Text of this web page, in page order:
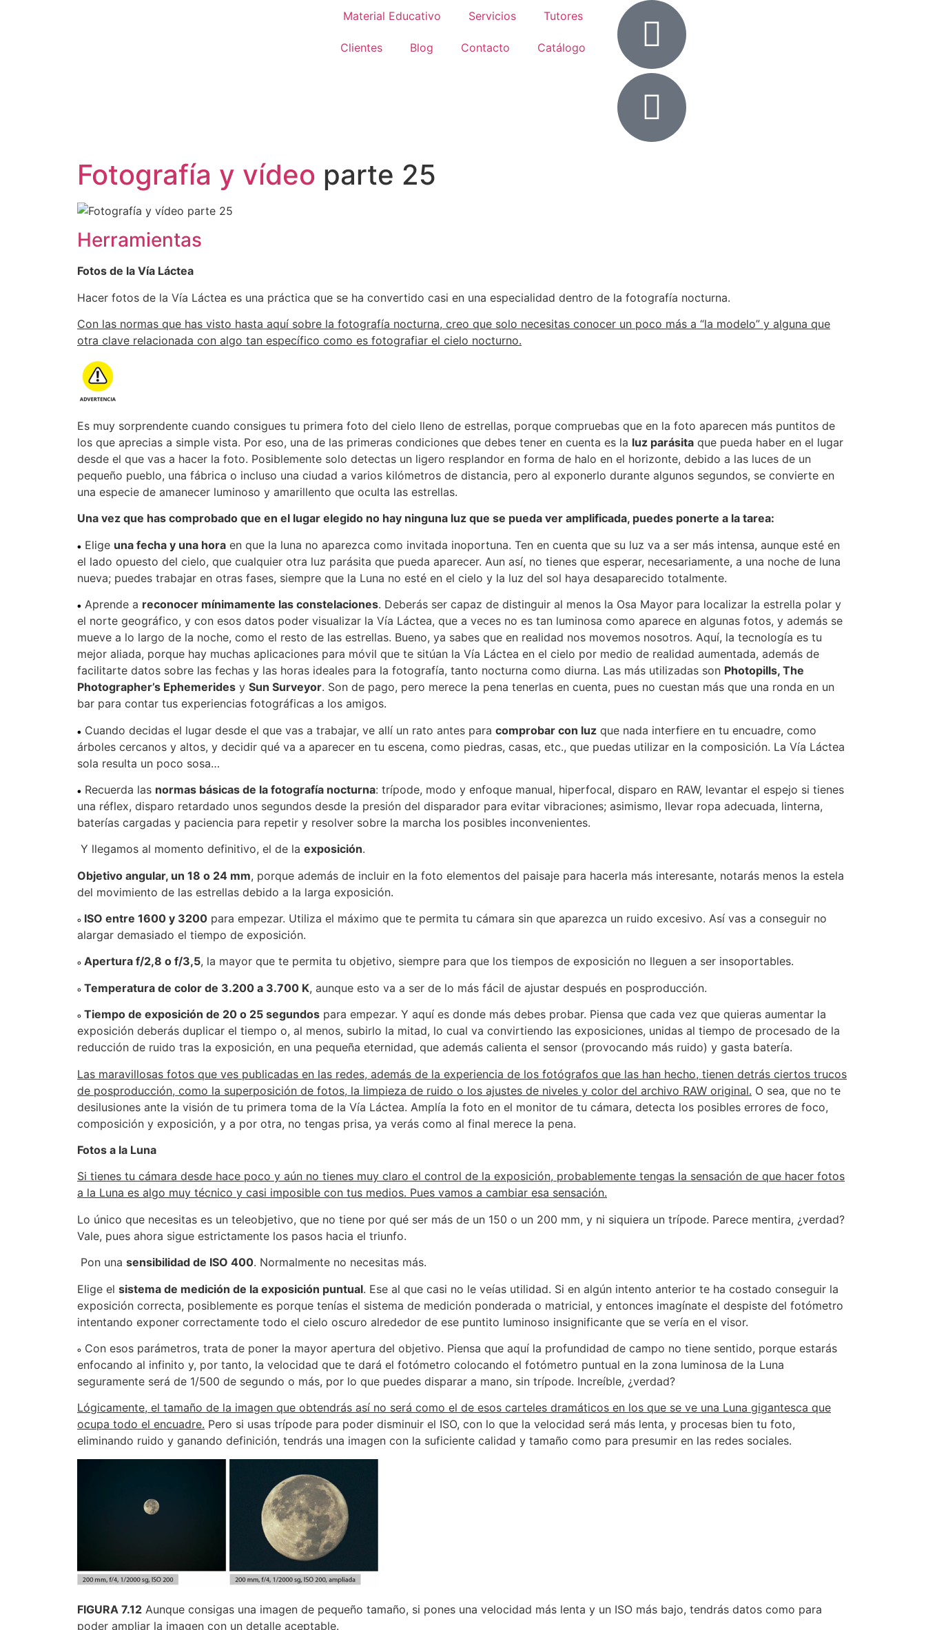
Material Educativo Servicios Tutores
Clientes Blog Contacto Catálogo
Fotografía y vídeo parte 25
Herramientas
Fotos de la Vía Láctea
Hacer fotos de la Vía Láctea es una práctica que se ha convertido casi en una especialidad dentro de la fotografía nocturna.
Con las normas que has visto hasta aquí sobre la fotografía nocturna, creo que solo necesitas conocer un poco más a “la modelo” y alguna que
otra clave relacionada con algo tan específico como es fotografiar el cielo nocturno.
Es muy sorprendente cuando consigues tu primera foto del cielo lleno de estrellas, porque compruebas que en la foto aparecen más puntitos de
los que aprecias a simple vista. Por eso, una de las primeras condiciones que debes tener en cuenta es la luz parásita que pueda haber en el lugar
desde el que vas a hacer la foto. Posiblemente solo detectas un ligero resplandor en forma de halo en el horizonte, debido a las luces de un
pequeño pueblo, una fábrica o incluso una ciudad a varios kilómetros de distancia, pero al exponerlo durante algunos segundos, se convierte en
una especie de amanecer luminoso y amarillento que oculta las estrellas.
Una vez que has comprobado que en el lugar elegido no hay ninguna luz que se pueda ver amplificada, puedes ponerte a la tarea:
Elige una fecha y una hora en que la luna no aparezca como invitada inoportuna. Ten en cuenta que su luz va a ser más intensa, aunque esté en
el lado opuesto del cielo, que cualquier otra luz parásita que pueda aparecer. Aun así, no tienes que esperar, necesariamente, a una noche de luna
nueva; puedes trabajar en otras fases, siempre que la Luna no esté en el cielo y la luz del sol haya desaparecido totalmente.
Aprende a reconocer mínimamente las constelaciones. Deberás ser capaz de distinguir al menos la Osa Mayor para localizar la estrella polar y
el norte geográfico, y con esos datos poder visualizar la Vía Láctea, que a veces no es tan luminosa como aparece en algunas fotos, y además se
mueve a lo largo de la noche, como el resto de las estrellas. Bueno, ya sabes que en realidad nos movemos nosotros. Aquí, la tecnología es tu
mejor aliada, porque hay muchas aplicaciones para móvil que te sitúan la Vía Láctea en el cielo por medio de realidad aumentada, además de
facilitarte datos sobre las fechas y las horas ideales para la fotografía, tanto nocturna como diurna. Las más utilizadas son Photopills, The
Photographer’s Ephemerides y Sun Surveyor. Son de pago, pero merece la pena tenerlas en cuenta, pues no cuestan más que una ronda en un
bar para contar tus experiencias fotográficas a los amigos.
Cuando decidas el lugar desde el que vas a trabajar, ve allí un rato antes para comprobar con luz que nada interfiere en tu encuadre, como
árboles cercanos y altos, y decidir qué va a aparecer en tu escena, como piedras, casas, etc., que puedas utilizar en la composición. La Vía Láctea
sola resulta un poco sosa…
Recuerda las normas básicas de la fotografía nocturna: trípode, modo y enfoque manual, hiperfocal, disparo en RAW, levantar el espejo si tienes
una réflex, disparo retardado unos segundos desde la presión del disparador para evitar vibraciones; asimismo, llevar ropa adecuada, linterna,
baterías cargadas y paciencia para repetir y resolver sobre la marcha los posibles inconvenientes.
Y llegamos al momento definitivo, el de la exposición.
Objetivo angular, un 18 o 24 mm, porque además de incluir en la foto elementos del paisaje para hacerla más interesante, notarás menos la estela
del movimiento de las estrellas debido a la larga exposición.
ISO entre 1600 y 3200 para empezar. Utiliza el máximo que te permita tu cámara sin que aparezca un ruido excesivo. Así vas a conseguir no
alargar demasiado el tiempo de exposición.
Apertura f/2,8 o f/3,5, la mayor que te permita tu objetivo, siempre para que los tiempos de exposición no lleguen a ser insoportables.
Temperatura de color de 3.200 a 3.700 K, aunque esto va a ser de lo más fácil de ajustar después en posproducción.
Tiempo de exposición de 20 o 25 segundos para empezar. Y aquí es donde más debes probar. Piensa que cada vez que quieras aumentar la
exposición deberás duplicar el tiempo o, al menos, subirlo la mitad, lo cual va convirtiendo las exposiciones, unidas al tiempo de procesado de la
reducción de ruido tras la exposición, en una pequeña eternidad, que además calienta el sensor (provocando más ruido) y gasta batería.
Las maravillosas fotos que ves publicadas en las redes, además de la experiencia de los fotógrafos que las han hecho, tienen detrás ciertos trucos
de posproducción, como la superposición de fotos, la limpieza de ruido o los ajustes de niveles y color del archivo RAW original. O sea, que no te
desilusiones ante la visión de tu primera toma de la Vía Láctea. Amplía la foto en el monitor de tu cámara, detecta los posibles errores de foco,
composición y exposición, y a por otra, no tengas prisa, ya verás como al final merece la pena.
Fotos a la Luna
Si tienes tu cámara desde hace poco y aún no tienes muy claro el control de la exposición, probablemente tengas la sensación de que hacer fotos
a la Luna es algo muy técnico y casi imposible con tus medios. Pues vamos a cambiar esa sensación.
Lo único que necesitas es un teleobjetivo, que no tiene por qué ser más de un 150 o un 200 mm, y ni siquiera un trípode. Parece mentira, ¿verdad?
Vale, pues ahora sigue estrictamente los pasos hacia el triunfo.
Pon una sensibilidad de ISO 400. Normalmente no necesitas más.
Elige el sistema de medición de la exposición puntual. Ese al que casi no le veías utilidad. Si en algún intento anterior te ha costado conseguir la
exposición correcta, posiblemente es porque tenías el sistema de medición ponderada o matricial, y entonces imagínate el despiste del fotómetro
intentando exponer correctamente todo el cielo oscuro alrededor de ese puntito luminoso insignificante que se vería en el visor.
Con esos parámetros, trata de poner la mayor apertura del objetivo. Piensa que aquí la profundidad de campo no tiene sentido, porque estarás
enfocando al infinito y, por tanto, la velocidad que te dará el fotómetro colocando el fotómetro puntual en la zona luminosa de la Luna
seguramente será de 1/500 de segundo o más, por lo que puedes disparar a mano, sin trípode. Increíble, ¿verdad?
Lógicamente, el tamaño de la imagen que obtendrás así no será como el de esos carteles dramáticos en los que se ve una Luna gigantesca que
ocupa todo el encuadre. Pero si usas trípode para poder disminuir el ISO, con lo que la velocidad será más lenta, y procesas bien tu foto,
eliminando ruido y ganando definición, tendrás una imagen con la suficiente calidad y tamaño como para presumir en las redes sociales.
FIGURA 7.12 Aunque consigas una imagen de pequeño tamaño, si pones una velocidad más lenta y un ISO más bajo, tendrás datos como para
poder ampliar la imagen con un detalle aceptable.